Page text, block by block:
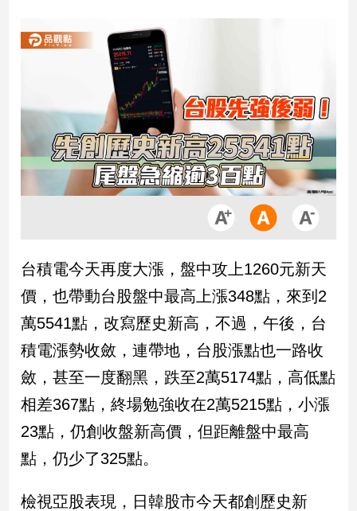
產
經/
品
政
治
政
治
焦
品
觀
點
民
調
會
台積電今天再度大漲，盤中攻上1260元新天
價，也帶動台股盤中最高上漲348點，來到2
萬5541點，改寫歷史新高，不過，午後，台
積電漲勢收斂，連帶地，台股漲點也一路收
斂，甚至一度翻黑，跌至2萬5174點，高低點
相差367點，終場勉強收在2萬5215點，小漲
23點，仍創收盤新高價，但距離盤中最高
點，仍少了325點。
檢視亞股表現，日韓股市今天都創歷史新